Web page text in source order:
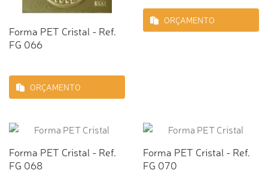
Forma PET Cristal - Ref.
FG 066
ORÇAMENTO
ORÇAMENTO
Forma PET Cristal - Ref.
FG 068
Forma PET Cristal - Ref.
FG 070